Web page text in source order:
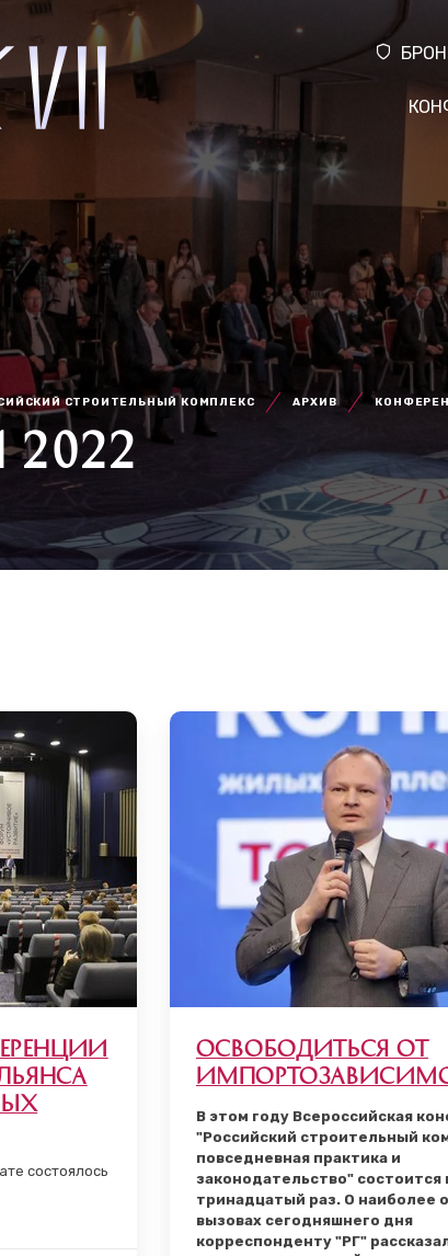
СТРОИТЕЛЬНЫЙ КОМПЛЕКС АРХИВ
состоялось
Освободиться от
В этом году Всероссийская
"Российский строительный
повседневная практика и
законодательство" состоится
тринадцатый раз. О наиболее
вызовах сегодняшнего дня
корреспонденту "РГ"